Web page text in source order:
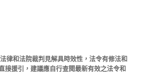
律和法院裁判見解具時效性，法令有修法和
接援引，建議應自行查閱最新有效之法令和